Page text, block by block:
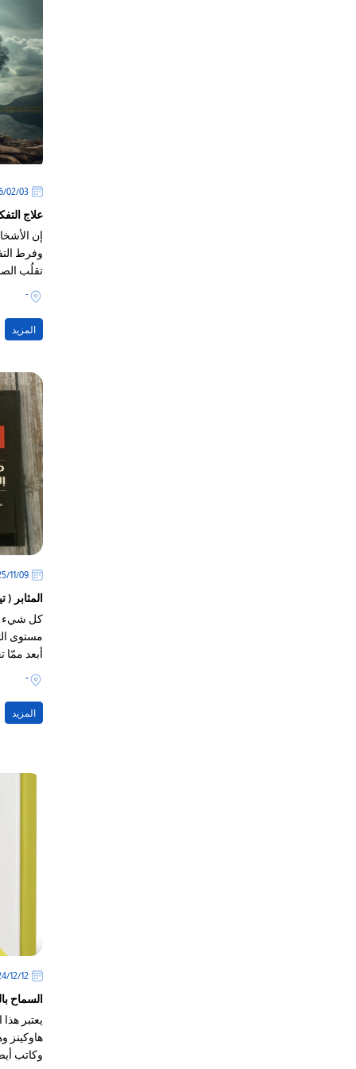
03‏/02‏/2026
علاج
إن
وفرط
تقلُب
بداخلهم
-
المزيد
09‏/11‏/2025
المثابر
كل شيء
مستوى
أبعد ممّا
حاول
-
المزيد
12‏/12‏/2024
السماح
يعتبر
هاوكينز
وكاتب